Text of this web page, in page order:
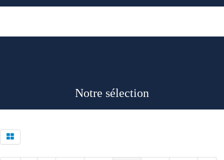
Notre sélection